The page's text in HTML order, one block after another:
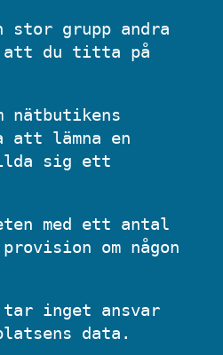
grupp andra
att du titta på
att lämna en
sig ett
med ett antal
om någon
tar inget ansvar
data.